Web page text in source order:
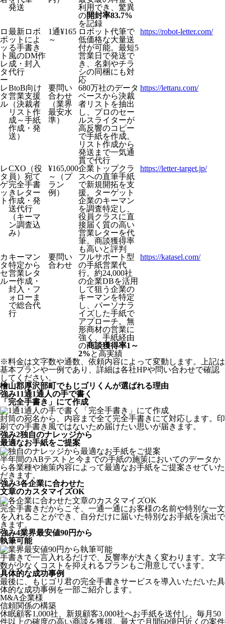
発送
利用でき、驚異
の開封率83.7%
を記録
ロ
ボ
ッ
ト
レ
タ
ー
最新ロボ
ットによ
る手書き
風のDM作
成・封入
代行
1通¥165
～
ロボット代筆で
低価格な大量送
付が可能。最短5
営業日で発送で
き、名刺やチラ
シの同梱にも対
応
https://robot-letter.com/
レ
タ
ル
BtoB向け
営業支援
（決裁者
リスト作
成～手紙
作成・発
送）
要問い
合わせ
（業界
最安水
準）
680万社のデータ
ベースから決裁
者リストを抽出
し、プロのセー
ルスライターが
高反響のコピー
で手紙を作成。
リスト作成から
発送まで一気通
貫で代行
https://lettaru.com/
レ
タ
ゲ
ッ
ト
CXO（役
員）宛て
完全手書
きレター
作成・発
送代行
（キーマ
ン調査込
み）
¥165,000
～（プ
ラン
例）
企業トップクラ
スへの直筆手紙
で新規開拓を支
援。ターゲット
企業のキーマン
を調査特定し、
役員クラスに直
接届く質の高い
営業レターを代
筆。商談獲得率
も高いと評判
https://letter-target.jp/
カ
タ
セ
ル
キーマン
特定から
営業レタ
ー作成・
封入・フ
ォローま
で総合代
行
要問い
合わせ
フルサポート型
の手紙営業代
行。約24,000社
の企業DBを活用
して狙う企業の
キーマンを特定
し、パーソナラ
イズした手紙で
アプローチ。無
形商材の営業に
強く、手紙経由
の商談獲得率1～
2%と高実績
https://katasel.com/
※料金は文字数や通数、依頼内容によって変動します。上記は
基本プランや一例であり、詳細は各社HPや問い合わせで確認
してください。​
檜山郡厚沢部町でもじゴリくんが選ばれる理由
強み11通1通人の手で書く
「完全手書き」にて作成
封筒の宛名から、内容まで全て完全手書きにて対応します。印
刷での手書き風ではないため届けたい思いが届きます。
強み2独自のナレッジから
最適なお手紙をご提案
半年間のABテストと今までの手紙の施策においてのデータか
ら各業種や施策内容によって最適なお手紙をご提案させていた
だきます。
強み3各企業に合わせた
文章のカスタマイズOK
完全手書きだからこそ、一通一通にお客様の名前や特別な一文
を入れることができ、自分だけに届いた特別なお手紙を演出で
きます。
強み4業界最安値90円から
執筆可能
手書きで一言入れるだけで、反響率が大きく変わります。文字
数が少なくコストを抑えれるプランもご用意しています。
具体的な成功事例
最後に、もじゴリ君の完全手書きサービスを導入いただいた具
体的な成功事例を一部ご紹介します。
M&A企業様
信頼関係の構築
休眠顧客1,000社、新規顧客3,000社へお手紙を送付し、毎月50
件以上の確度の高い商談を獲得。最大で月間60億円近くの案件